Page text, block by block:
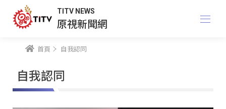
TITV NEWS
原視新聞網
首頁 自我認同
自我認同